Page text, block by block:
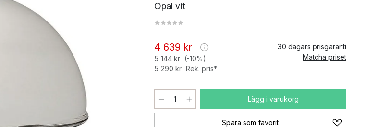
Opal vit
4 639 kr
5 144 kr (-10%)
5 290 kr Rek. pris*
30 dagars prisgaranti
Matcha priset
Lägg i varukorg
Spara som favorit